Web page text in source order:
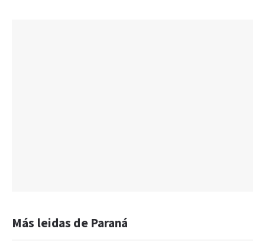
Más leidas de Paraná